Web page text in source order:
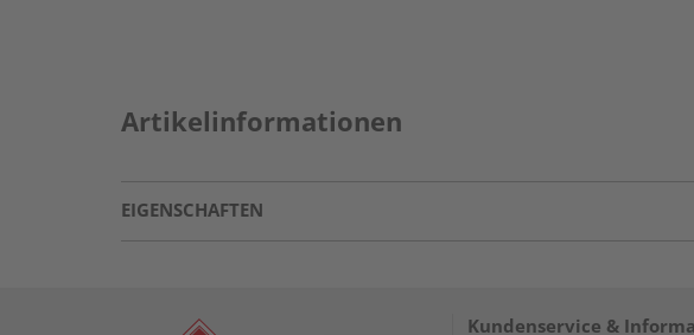
Artikelinformationen
EIGENSCHAFTEN
Kundenservice &